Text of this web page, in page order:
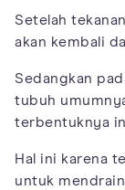
Setelah
akan kembali
Sedangkan
tubuh
terbentuknya
Hal ini karena
untuk